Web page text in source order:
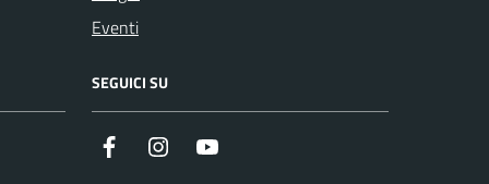
Eventi
SEGUICI SU
InstagramYouTube